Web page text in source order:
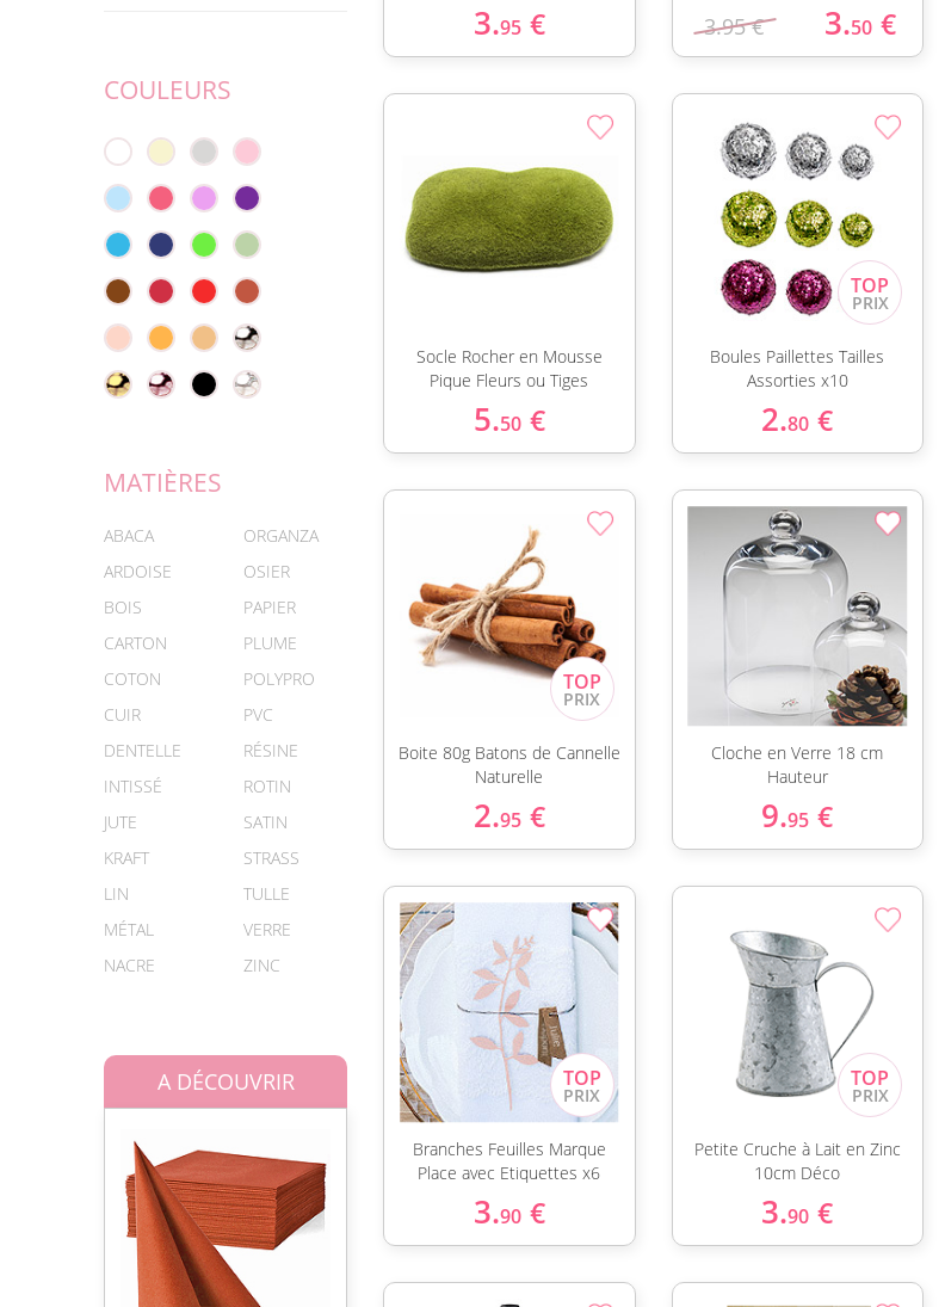
COULEURS
MATIÈRES
ABACA
ARDOISE
BOIS
CARTON
COTON
CUIR
DENTELLE
INTISSÉ
JUTE
KRAFT
LIN
MÉTAL
NACRE
ORGANZA
OSIER
PAPIER
PLUME
POLYPRO
PVC
RÉSINE
ROTIN
SATIN
STRASS
TULLE
VERRE
ZINC
A DÉCOUVRIR
3.95 € 3.95 € 3.50 €
Socle Rocher en Mousse
Pique Fleurs ou Tiges
5.50 €
Boules Paillettes Tailles
Assorties x10
2.80 €
Boite 80g Batons de Cannelle
Naturelle
2.95 €
Cloche en Verre 18 cm
Hauteur
9.95 €
Branches Feuilles Marque
Place avec Etiquettes x6
3.90 €
Petite Cruche à Lait en Zinc
10cm Déco
3.90 €